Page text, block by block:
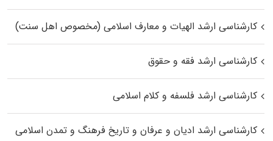
کارشناسی ارشد الهیات و معارف اسلامی (مخصوص اهل سنت)
کارشناسی ارشد فقه و حقوق
کارشناسی ارشد فلسفه و کلام اسلامی
کارشناسی ارشد ادیان و عرفان و تاریخ فرهنگ و تمدن اسلامی